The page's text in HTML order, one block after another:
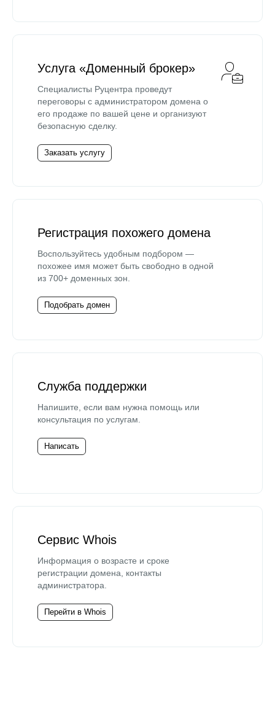
Услуга «Доменный брокер»
Специалисты Руцентра проведут
переговоры с администратором домена о
его продаже по вашей цене и организуют
безопасную сделку.
Заказать услугу
Регистрация похожего домена
Воспользуйтесь удобным подбором —
похожее имя может быть свободно в одной
из 700+ доменных зон.
Подобрать домен
Служба поддержки
Напишите, если вам нужна помощь или
консультация по услугам.
Написать
Сервис Whois
Информация о возрасте и сроке
регистрации домена, контакты
администратора.
Перейти в Whois